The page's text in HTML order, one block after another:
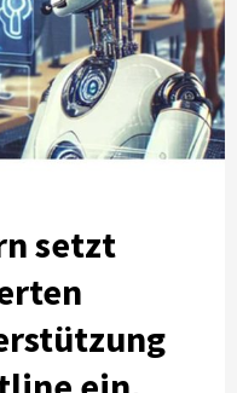
setzt